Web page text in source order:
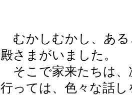
むかしむかし、ある
殿さまがいました。
そこで家来たちは、
行っては、色々な話